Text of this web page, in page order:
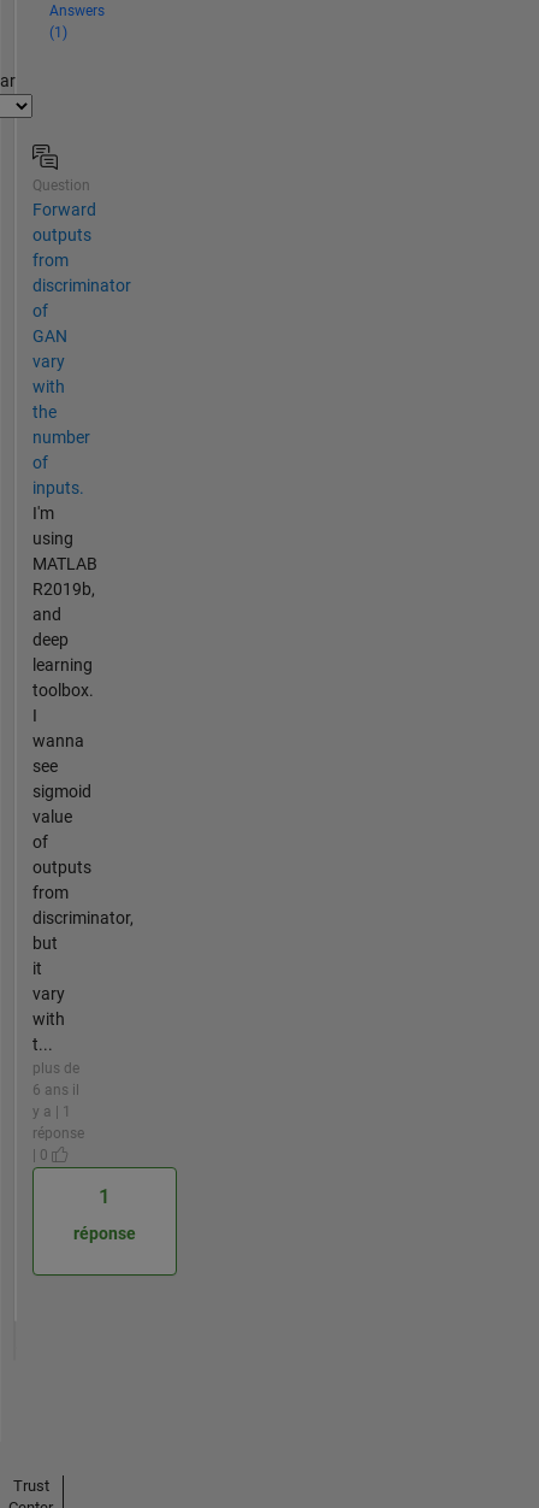
Answers
(1)
Question
Forward
outputs
from
discriminator
of
GAN
vary
with
the
number
of
inputs.
I'm
using
MATLAB
R2019b,
and
deep
learning
toolbox.
I
wanna
see
sigmoid
value
of
outputs
from
discriminator,
but
it
vary
with
t...
plus de
6 ans il
y a | 1
réponse
| 0
1
réponse
Trust